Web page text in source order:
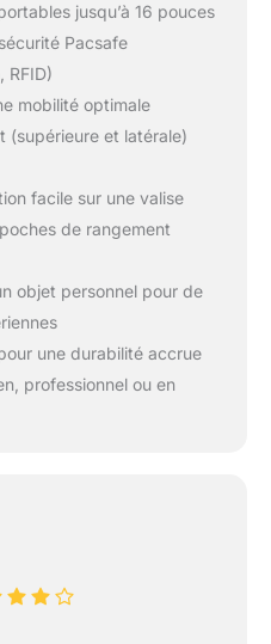
jusqu’à 16 pouces
Pacsafe
RFID)
mobilité optimale
(supérieure et latérale)
facile sur une valise
de rangement
objet personnel pour de
une durabilité accrue
professionnel ou en